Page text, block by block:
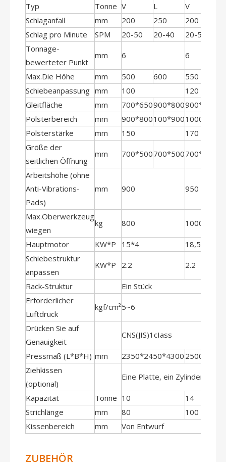
Typ
Tonne V L V
Schlaganfall
mm 200 250 200
Schlag pro Minute
SPM 20-50 20-40 20-50
Tonnage-
bewerteter Punkt
mm 6 6
Max.Die Höhe mm 500 600 550
Schiebeanpassung mm 100
120
Gleitfläche
mm 700*650900*800900*800
Polsterbereich
mm 900*800100*9001000*900
Polsterstärke
mm 150
170
Größe der
seitlichen Öffnung
mm 700*500700*500700*500
Arbeitshöhe (ohne
Anti-Vibrations-
Pads)
mm 900 950
Max.Oberwerkzeug
wiegen
kg 800 1000
Hauptmotor KW*P 15*4
18,5*4
Schiebestruktur
anpassen
KW*P 2.2 2.2
Rack-Struktur
Ein Stück
Erforderlicher
Luftdruck
kgf/cm²5~6
Drücken Sie auf
Genauigkeit
CNS(JIS)1cIass
Pressmaß (L*B*H) mm 2350*2450*4300
Ziehkissen
(optional)
Eine Platte, ein Zylinder
Kapazität Tonne 10
14
Strichlänge
mm 80
100
Kissenbereich
mm Von Entwurf
ZUBEHÖR